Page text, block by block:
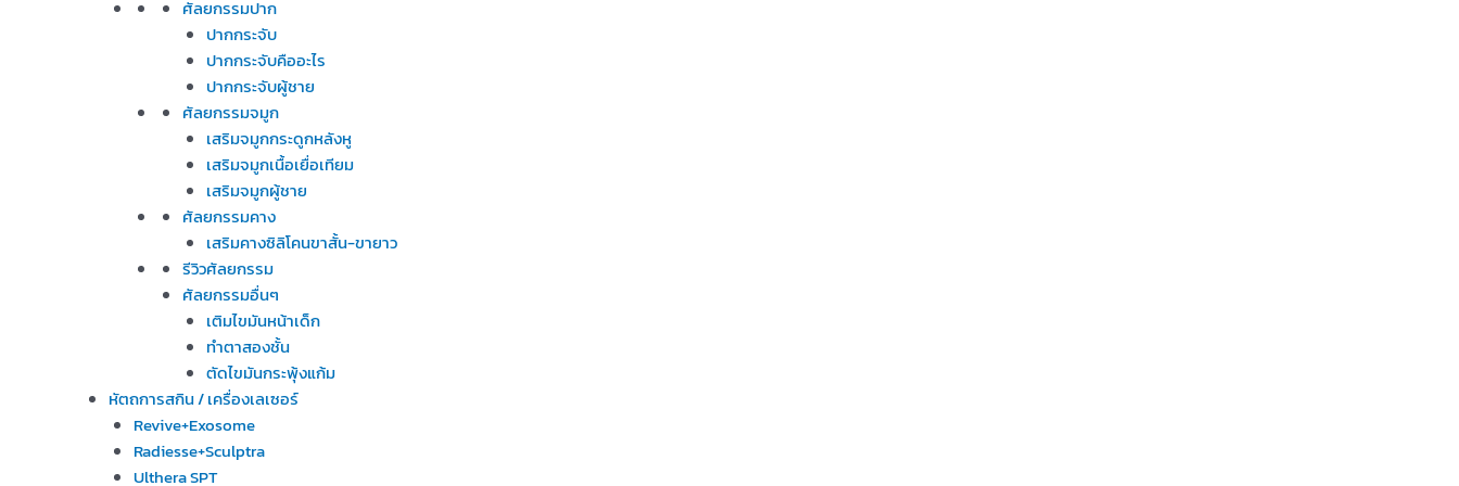
ศัลยกรรมปาก
ปากกระจับ
ปากกระจับคืออะไร
ปากกระจับผู้ชาย
ศัลยกรรมจมูก
เสริมจมูกกระดูกหลังหู
เสริมจมูกเนื้อเยื่อเทียม
เสริมจมูกผู้ชาย
ศัลยกรรมคาง
เสริมคางซิลิโคนขาสั้น-ขายาว
รีวิวศัลยกรรม
ศัลยกรรมอื่นๆ
เติมไขมันหน้าเด็ก
ทำตาสองชั้น
ตัดไขมันกระพุ้งแก้ม
หัตถการสกิน / เครื่องเลเซอร์
Revive+Exosome
Radiesse+Sculptra
Ulthera SPT